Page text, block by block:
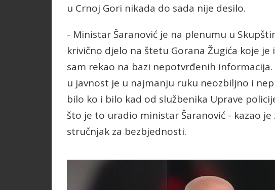
u Crnoj Gori nikada do sada nije desilo.
- Ministar Šaranović je na plenumu u
krivično djelo na štetu Gorana Žugića koje
sam rekao na bazi nepotvrđenih
u javnost je u najmanju ruku neozbiljno i
bilo ko i bilo kad od službenika Uprave
što je to uradio ministar Šaranović - kazao je
stručnjak za bezbjednosti.